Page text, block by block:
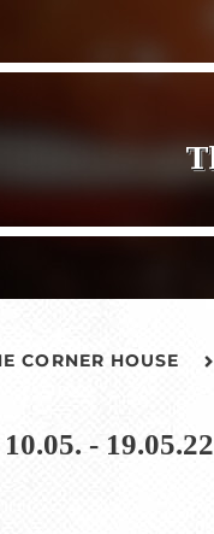
CORNER HOUSE
- 19.05.22